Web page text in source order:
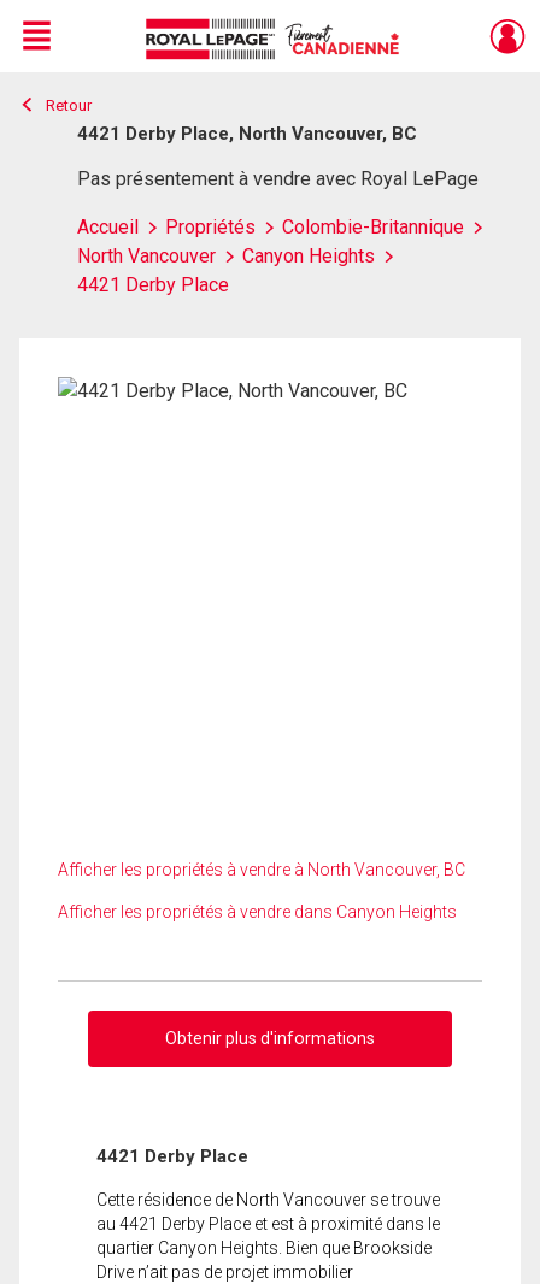
Live
En Direct
Menu
Retour
4421 Derby Place, North Vancouver, BC
Pas présentement à vendre avec Royal LePage
Accueil Propriétés
Colombie-Britannique
North Vancouver
Canyon Heights
4421 Derby Place
Afficher les propriétés à vendre à North Vancouver, BC
Afficher les propriétés à vendre dans Canyon Heights
Obtenir plus d'informations
4421 Derby Place
Cette résidence de North Vancouver se trouve
au 4421 Derby Place et est à proximité dans le
quartier Canyon Heights. Bien que Brookside
Drive n’ait pas de projet immobilier